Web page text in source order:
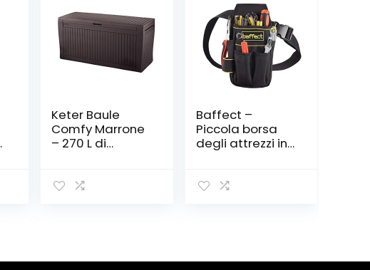
Keter Baule
Comfy Marrone
– 270 L di
44,7 x 57 cm
Baffect –
Piccola borsa
degli attrezzi in
regolabile in
vita, per lavori